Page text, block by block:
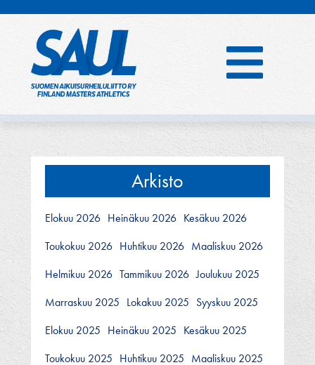
Arkisto
Elokuu 2026 Heinäkuu 2026 Kesäkuu 2026
Toukokuu 2026 Huhtikuu 2026 Maaliskuu 2026
Helmikuu 2026 Tammikuu 2026 Joulukuu 2025
Marraskuu 2025 Lokakuu 2025 Syyskuu 2025
Elokuu 2025 Heinäkuu 2025 Kesäkuu 2025
Toukokuu 2025 Huhtikuu 2025 Maaliskuu 2025